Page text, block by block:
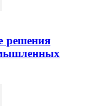
решения